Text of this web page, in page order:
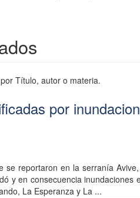
Título, autor o materia.
por
se reportaron en la serranía
y en consecuencia inundaciones
La Esperanza y La ...